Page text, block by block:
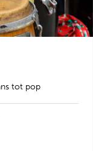
tot pop